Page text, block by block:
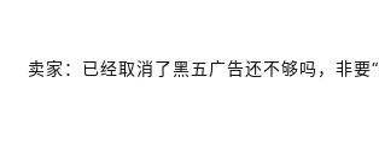
首
卖家：已经取消了黑五广告还不够吗，非要“